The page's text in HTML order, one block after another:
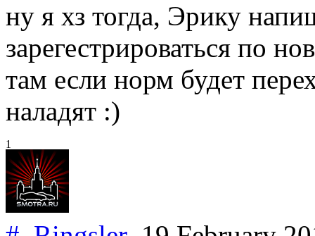
ну я хз тогда, Эрику
зарегестрироваться по
там если норм будет
наладят :)
1